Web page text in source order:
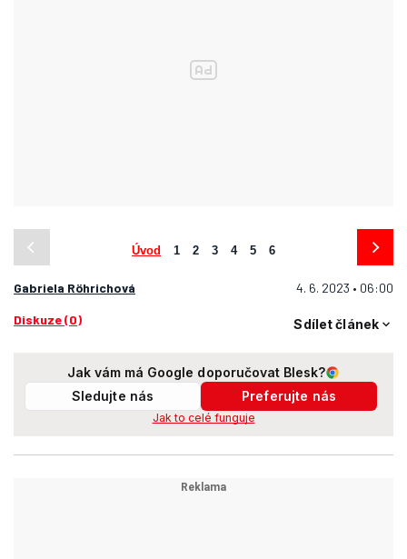
Úvod 1 2 3 4 5 6
Gabriela Röhrichová 4. 6. 2023 • 06:00
Diskuze (0) Sdílet článek
Jak vám má Google doporučovat Blesk?
Sledujte nás
Preferujte nás
Jak to celé funguje